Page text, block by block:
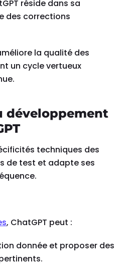
réside dans sa
des corrections
la qualité des
un cycle vertueux
développement
techniques des
de test et adapte ses
, ChatGPT peut :
donnée et proposer des